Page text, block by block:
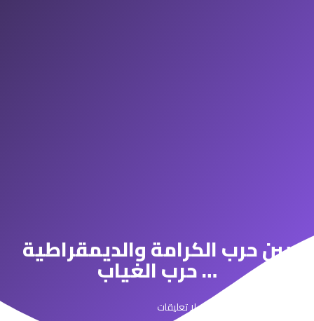
بين حرب الكرامة والديمقراطية
… حرب الغياب
لا تعليقات